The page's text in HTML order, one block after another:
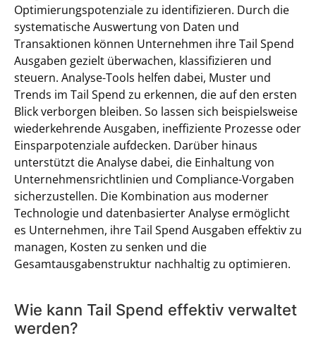
Optimierungspotenziale zu identifizieren. Durch die
systematische Auswertung von Daten und
Transaktionen können Unternehmen ihre Tail Spend
Ausgaben gezielt überwachen, klassifizieren und
steuern. Analyse-Tools helfen dabei, Muster und
Trends im Tail Spend zu erkennen, die auf den ersten
Blick verborgen bleiben. So lassen sich beispielsweise
wiederkehrende Ausgaben, ineffiziente Prozesse oder
Einsparpotenziale aufdecken. Darüber hinaus
unterstützt die Analyse dabei, die Einhaltung von
Unternehmensrichtlinien und Compliance-Vorgaben
sicherzustellen. Die Kombination aus moderner
Technologie und datenbasierter Analyse ermöglicht
es Unternehmen, ihre Tail Spend Ausgaben effektiv zu
managen, Kosten zu senken und die
Gesamtausgabenstruktur nachhaltig zu optimieren.
Wie kann Tail Spend effektiv verwaltet
werden?